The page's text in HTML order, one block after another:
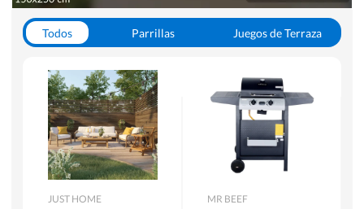
Todos Parrillas
Juegos de Terraza
JUST HOME
MR BEEF